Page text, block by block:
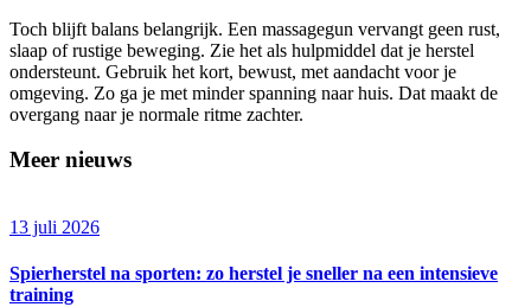
Toch blijft balans belangrijk. Een massagegun vervangt geen rust,
slaap of rustige beweging. Zie het als hulpmiddel dat je herstel
ondersteunt. Gebruik het kort, bewust, met aandacht voor je
omgeving. Zo ga je met minder spanning naar huis. Dat maakt de
overgang naar je normale ritme zachter.
Meer nieuws
13 juli 2026
Spierherstel na sporten: zo herstel je sneller na een intensieve
training